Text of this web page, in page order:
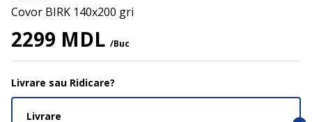
Covor BIRK 140x200 gri
2299 MDL /Buc
Livrare sau Ridicare?
Livrare